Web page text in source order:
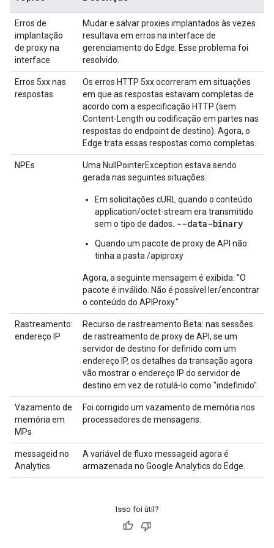
Erros de
implantação
de proxy na
interface
Mudar e salvar proxies implantados às vezes
resultava em erros na interface de
gerenciamento do Edge. Esse problema foi
resolvido.
Erros 5xx nas
respostas
Os erros HTTP 5xx ocorreram em situações
em que as respostas estavam completas de
acordo com a especificação HTTP (sem
Content-Length ou codificação em partes nas
respostas do endpoint de destino). Agora, o
Edge trata essas respostas como completas.
NPEs
Uma NullPointerException estava sendo
gerada nas seguintes situações:
Em solicitações cURL quando o conteúdo
application/octet-stream era transmitido
sem o tipo de dados. --data-binary
Quando um pacote de proxy de API não
tinha a pasta /apiproxy
Agora, a seguinte mensagem é exibida: "O
pacote é inválido. Não é possível ler/encontrar
o conteúdo do APIProxy."
Rastreamento:
endereço IP
Recurso de rastreamento Beta: nas sessões
de rastreamento de proxy de API, se um
servidor de destino for definido com um
endereço IP, os detalhes da transação agora
vão mostrar o endereço IP do servidor de
destino em vez de rotulá-lo como "indefinido".
Vazamento de
memória em
MPs
Foi corrigido um vazamento de memória nos
processadores de mensagens.
messageid no
Analytics
A variável de fluxo messageid agora é
armazenada no Google Analytics do Edge.
Isso foi útil?